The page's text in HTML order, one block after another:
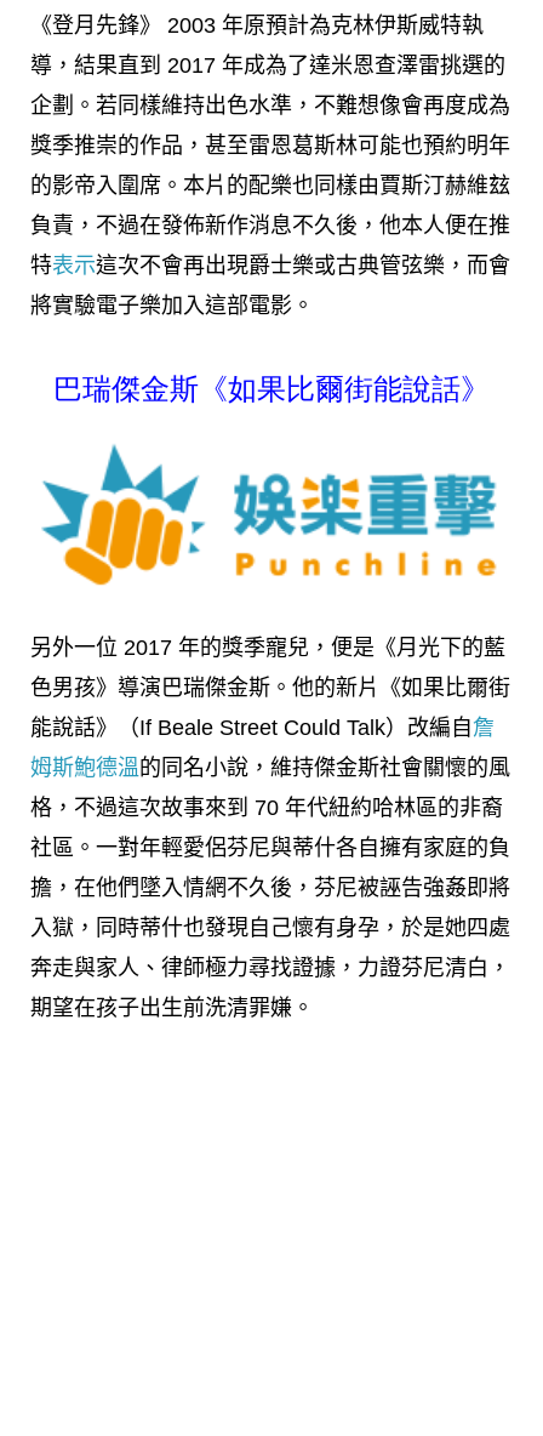
《登月先鋒》 2003 年原預計為克林伊斯威特執
導，結果直到 2017 年成為了達米恩查澤雷挑選的
企劃。若同樣維持出色水準，不難想像會再度成為
獎季推崇的作品，甚至雷恩葛斯林可能也預約明年
的影帝入圍席。本片的配樂也同樣由賈斯汀赫維玆
負責，不過在發佈新作消息不久後，他本人便在推
特表示這次不會再出現爵士樂或古典管弦樂，而會
將實驗電子樂加入這部電影。
巴瑞傑金斯《如果比爾街能說話》
另外一位 2017 年的獎季寵兒，便是《月光下的藍
色男孩》導演巴瑞傑金斯。他的新片《如果比爾街
能說話》（If Beale Street Could Talk）改編自 詹
姆斯鮑德溫 的同名小說，維持傑金斯社會關懷的風
格 ，不過這次故事來到 70 年代紐約哈林區的非裔
社區 。一對年輕愛侶芬尼與蒂什各自擁有家庭的負
擔，在他們墜入情網不久後，芬尼被誣告強姦即將
入獄，同時蒂什也發現自己懷有身孕，於是她四處
奔走與家人、律師極力尋找證據，力證芬尼清白，
期望在孩子出生前洗清罪嫌。